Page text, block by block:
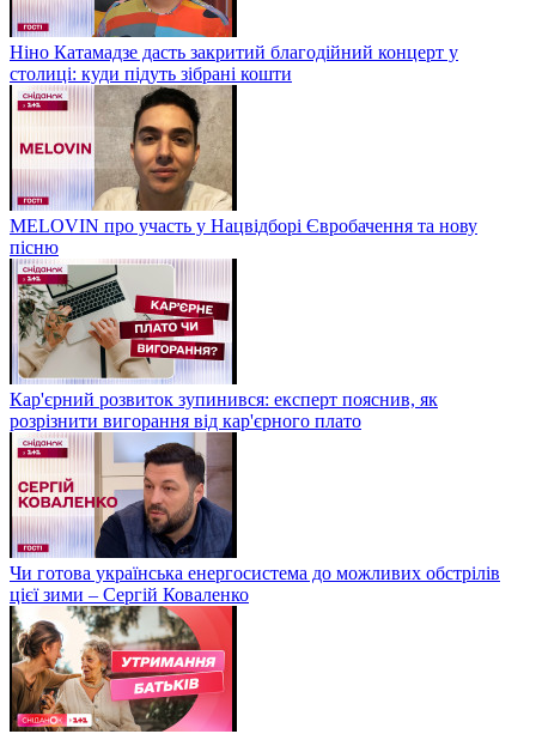
Ніно Катамадзе дасть закритий благодійний концерт у
столиці: куди підуть зібрані кошти
MELOVIN про участь у Нацвідборі Євробачення та нову
пісню
Кар'єрний розвиток зупинився: експерт пояснив, як
розрізнити вигорання від кар'єрного плато
Чи готова українська енергосистема до можливих обстрілів
цієї зими – Сергій Коваленко